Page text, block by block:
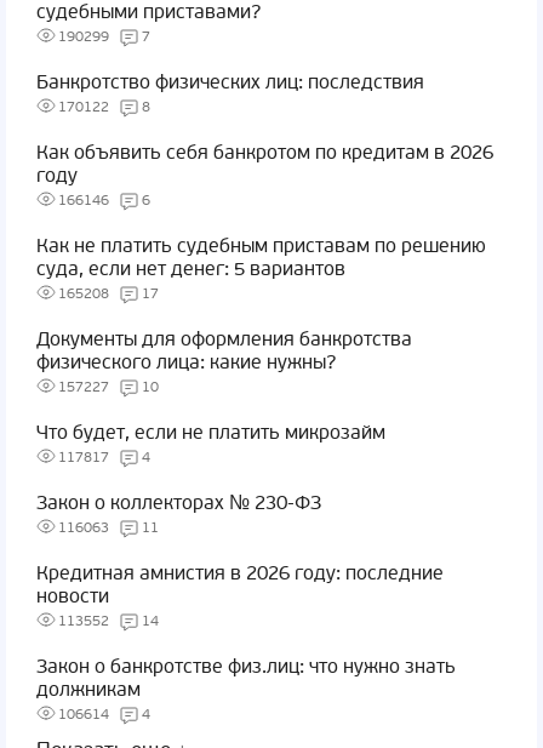
судебными приставами?
190299 7
Банкротство физических лиц: последствия
170122 8
Как объявить себя банкротом по кредитам в 2026
году
166146 6
Как не платить судебным приставам по решению
суда, если нет денег: 5 вариантов
165208 17
Документы для оформления банкротства
физического лица: какие нужны?
157227 10
Что будет, если не платить микрозайм
117817 4
Закон о коллекторах № 230-ФЗ
116063 11
Кредитная амнистия в 2026 году: последние
новости
113552 14
Закон о банкротстве физ.лиц: что нужно знать
должникам
106614 4